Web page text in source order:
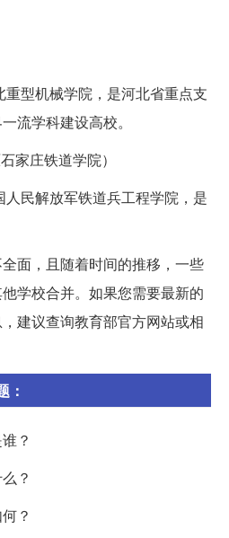
型机械学院，是河北省重点支
流学科建设高校。
家庄铁道学院）
民解放军铁道兵工程学院，是
面，且随着时间的推移，一些
学校合并。如果您需要最新的
建议查询教育部官方网站或相
：
？
？
？